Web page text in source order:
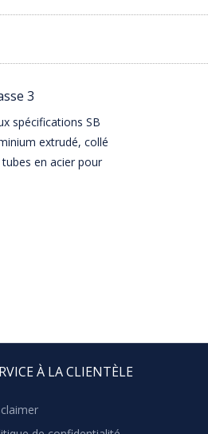
3
spécifications SB
extrudé, collé
en acier pour
À LA CLIENTÈLE